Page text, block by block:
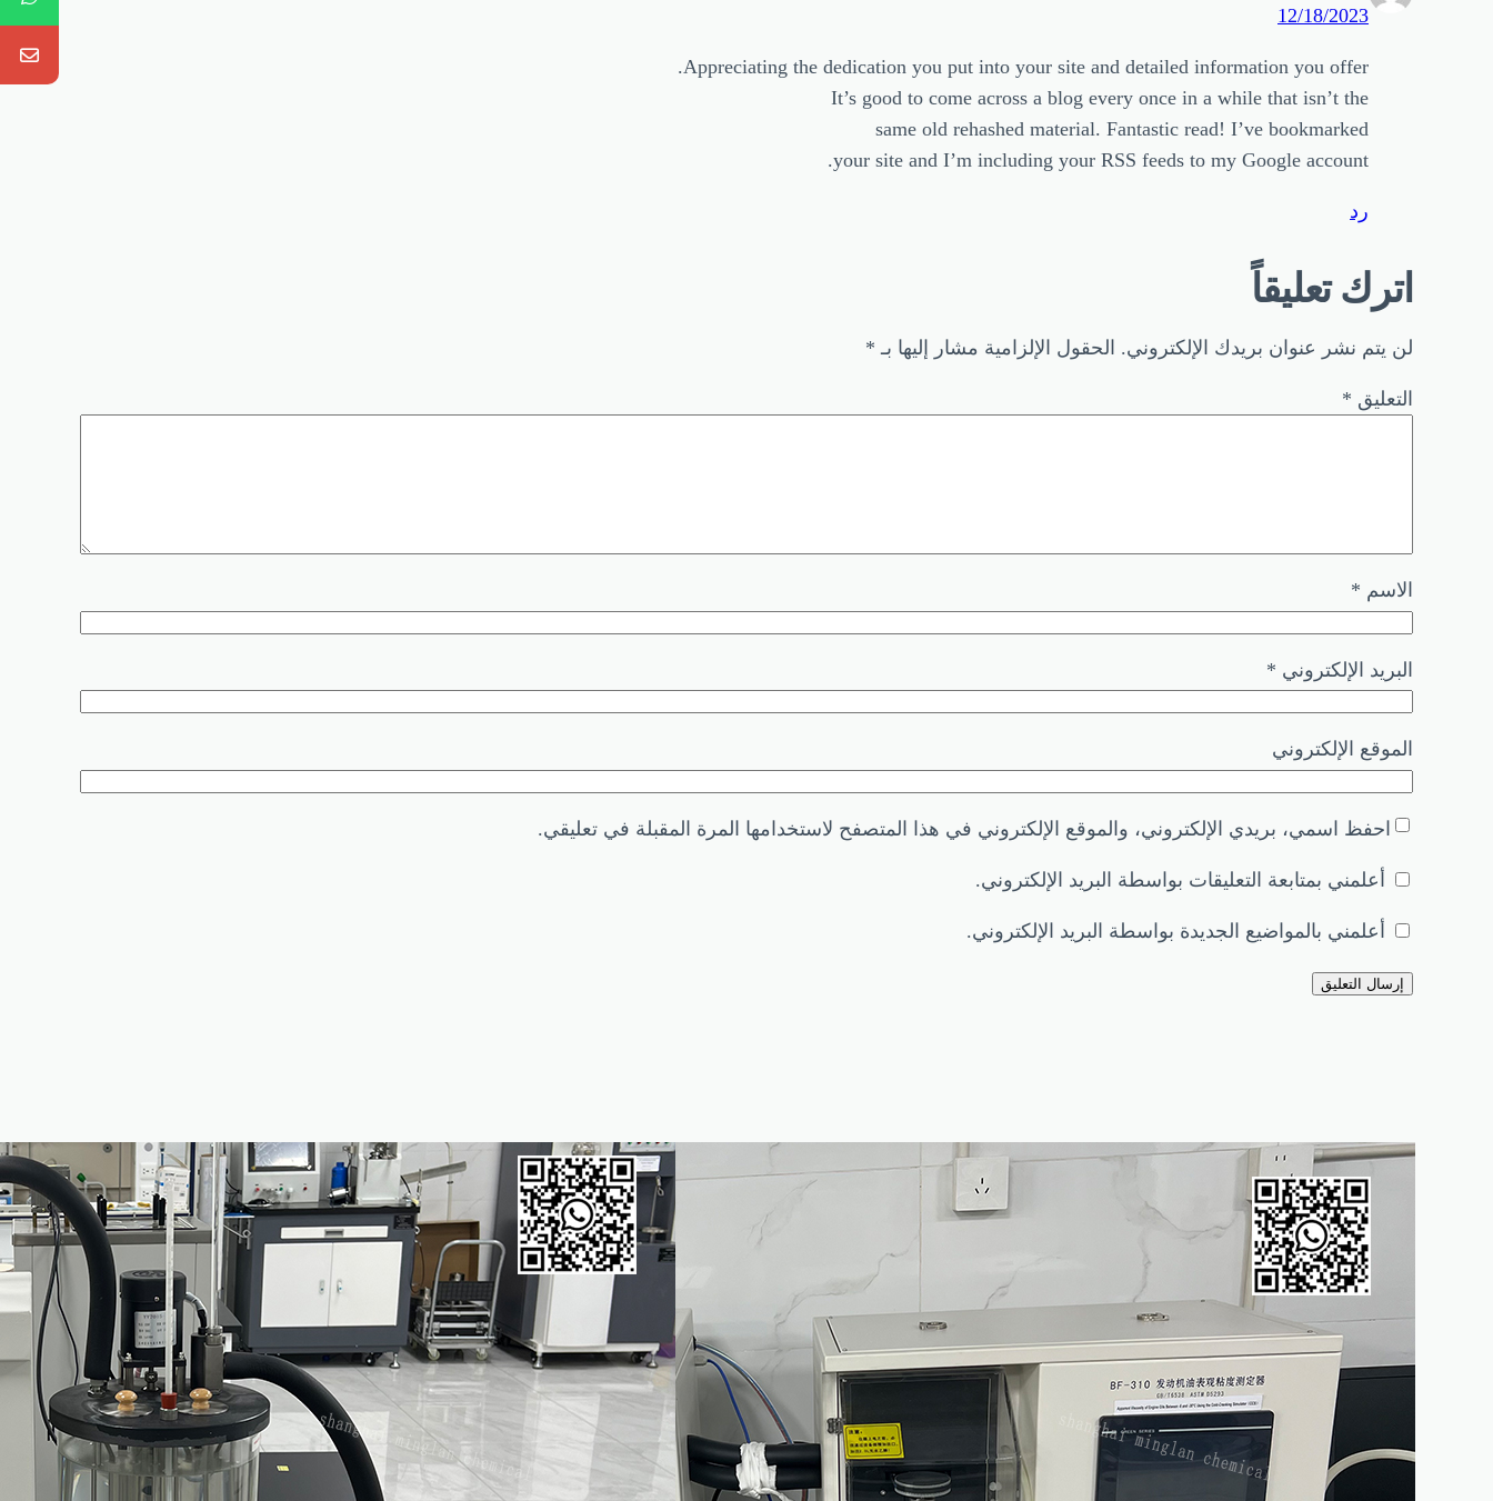
12/18/2023
Appreciating the dedication you put into your site and detailed information you offer.
It’s good to come across a blog every once in a while that isn’t the
same old rehashed material. Fantastic read! I’ve bookmarked
your site and I’m including your RSS feeds to my Google account.
رد
اترك تعليقاً
لن يتم نشر عنوان بريدك الإلكتروني. الحقول الإلزامية مشار إليها بـ *
التعليق *
الاسم *
البريد الإلكتروني *
الموقع الإلكتروني
احفظ اسمي، بريدي الإلكتروني، والموقع الإلكتروني في هذا المتصفح لاستخدامها المرة المقبلة في تعليقي.
أعلمني بمتابعة التعليقات بواسطة البريد الإلكتروني.
أعلمني بالمواضيع الجديدة بواسطة البريد الإلكتروني.